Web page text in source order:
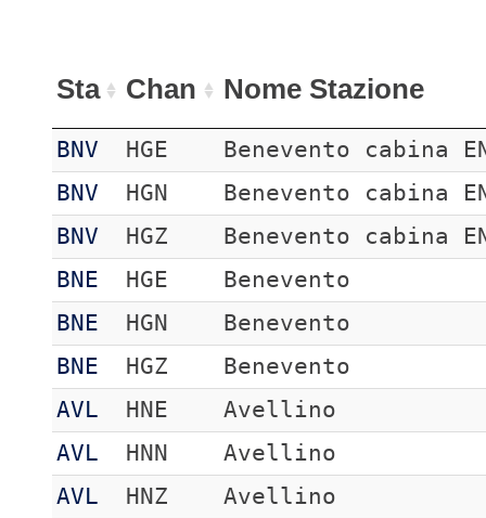
Sta Chan Nome Stazione
BNV HGE
Benevento cabina
BNV
HGN
Benevento cabina
BNV
HGZ
Benevento cabina
BNE
HGE
Benevento
BNE
HGN
Benevento
BNE
HGZ
Benevento
AVL
HNE
Avellino
AVL
HNN
Avellino
AVL
HNZ
Avellino